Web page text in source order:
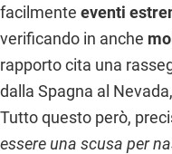
facilmente eventi
verificando in anche
rapporto cita una
dalla Spagna al
Tutto questo però,
essere una scusa per